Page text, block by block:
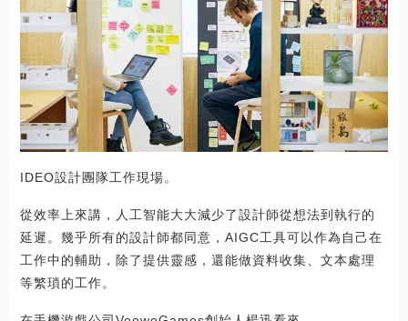
IDEO設計團隊工作現場。
從效率上來講，人工智能大大減少了設計師從想法到執行的
延遲。幾乎所有的設計師都同意，AIGC工具可以作為自己在
工作中的輔助，除了提供靈感，還能做資料收集、文本處理
等繁瑣的工作。